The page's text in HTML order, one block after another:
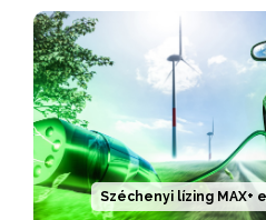
Széchenyi lízing MAX+